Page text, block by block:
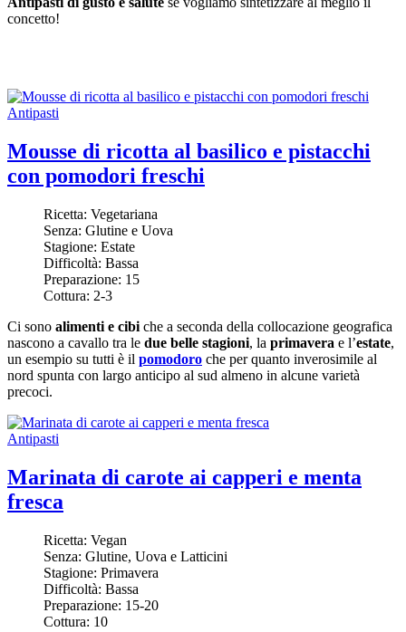
concetto!
Antipasti
Mousse di ricotta al basilico e pistacchi
con pomodori freschi
Ricetta: Vegetariana
Senza: Glutine e Uova
Stagione: Estate
Difficoltà: Bassa
Preparazione: 15
Cottura: 2-3
Ci sono alimenti e cibi che a seconda della collocazione geografica
nascono a cavallo tra le due belle stagioni, la primavera e l’estate,
un esempio su tutti è il pomodoro che per quanto inverosimile al
nord spunta con largo anticipo al sud almeno in alcune varietà
precoci.
Antipasti
Marinata di carote ai capperi e menta
fresca
Ricetta: Vegan
Senza: Glutine, Uova e Latticini
Stagione: Primavera
Difficoltà: Bassa
Preparazione: 15-20
Cottura: 10